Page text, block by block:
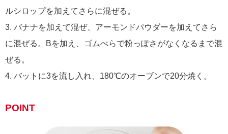
ルシロップを加えてさらに混ぜる。
3. バナナを加えて混ぜ、アーモンドパウダーを加えてさら
に混ぜる。Bを加え、ゴムべらで粉っぽさがなくなるまで混
ぜる。
4. バットに3を流し入れ、180℃のオーブンで20分焼く。
POINT